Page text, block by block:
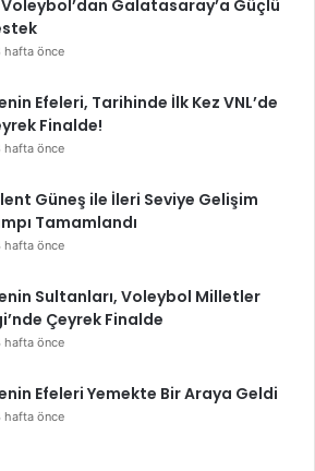
Voleybol’dan Galatasaray’a Güçlü
hafta önce
Efeleri, Tarihinde İlk Kez VNL’de
Finalde!
hafta önce
Güneş ile İleri Seviye Gelişim
Tamamlandı
hafta önce
Sultanları, Voleybol Milletler
Çeyrek Finalde
hafta önce
Efeleri Yemekte Bir Araya Geldi
hafta önce